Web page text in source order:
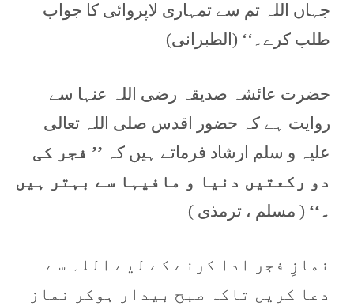
جہاں اللہ تم سے تمہاری لاپروائی کا جواب
طلب کرے۔‘‘ (الطبرانی)
حضرت عائشہ صدیقہ رضی اللہ عنہا سے
روایت ہے کہ حضور اقدس صلی اللہ تعالی
علیہ و سلم ارشاد فرماتے ہیں کہ ’’ فجر کی
دو رکعتیں دنیا و مافیہا سے بہتر ہیں
۔‘‘ ( مسلم ، ترمذی )
نمازِ فجر ادا کرنے کے لیے اللہ سے
دعا کریں تاکہ صبح بیدار ہوکر نماز